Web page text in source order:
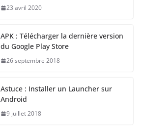
23 avril 2020
APK : Télécharger la dernière version
du Google Play Store
26 septembre 2018
Astuce : Installer un Launcher sur
Android
9 juillet 2018